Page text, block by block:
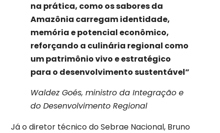
na prática, como os sabores da
Amazônia carregam identidade,
memória e potencial econômico,
reforçando a culinária regional como
um patrimônio vivo e estratégico
para o desenvolvimentosustentável”
Waldez Goés, ministro da Integração e
do Desenvolvimento Regional
Já o diretor técnico do Sebrae Nacional, Bruno